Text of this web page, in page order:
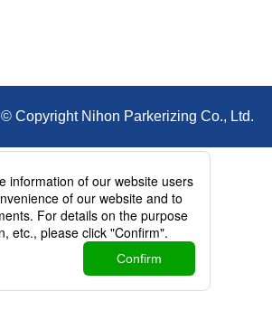
© Copyright Nihon Parkerizing Co., Ltd.